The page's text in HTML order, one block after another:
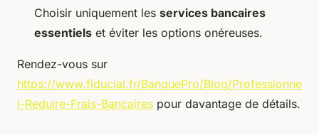
Choisir uniquement les services bancaires
essentiels et éviter les options onéreuses.
Rendez-vous sur
https://www.fiducial.fr/BanquePro/Blog/Professionne
l-Reduire-Frais-Bancaires pour davantage de détails.